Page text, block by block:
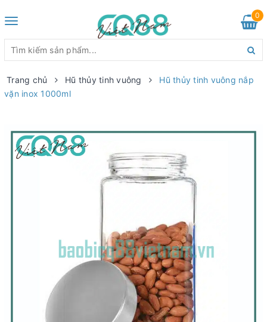
Toggle
0
Trang chủ Hũ thủy tinh vuông
Hũ thủy tinh vuông nắp
vặn inox 1000ml